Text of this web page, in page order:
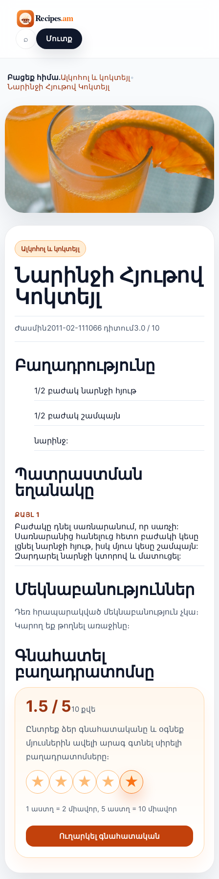
⌕ Մուտք
Բացեք հիմա.Ալկոհոլ և կոկտեյլ•
Նարինջի Հյութով Կոկտեյլ
Ալկոհոլ և կոկտեյլ
Նարինջի Հյութով
Կոկտեյլ
Ժասմին2011-02-111066 դիտում3.0 / 10
Բաղադրությունը
1/2 բաժակ նարնջի հյութ
1/2 բաժակ շամպայն
նարինջ:
Պատրաստման
եղանակը
ՔԱՅԼ 1
Բաժակը դնել սառնարանում, որ սառչի:
Սառնարանից հանելուց հետո բաժակի կեսը
լցնել նարնջի հյութ, իսկ մյուս կեսը շամպայն:
Զարդարել նարնջի կտորով և մատուցել:
Մեկնաբանություններ
Դեռ հրապարակված մեկնաբանություն չկա։
Կարող եք թողնել առաջինը։
Գնահատել
բաղադրատոմսը
1.5 / 510 քվե
Ընտրեք ձեր գնահատականը և օգնեք
մյուսներին ավելի արագ գտնել սիրելի
բաղադրատոմսերը։
★
★
★
★
★
1 աստղ = 2 միավոր, 5 աստղ = 10 միավոր
Ուղարկել գնահատական